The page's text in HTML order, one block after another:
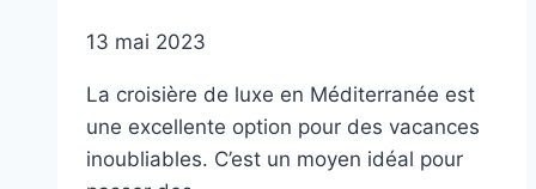
13 mai 2023
La croisière de luxe en Méditerranée est
une excellente option pour des vacances
inoubliables. C’est un moyen idéal pour